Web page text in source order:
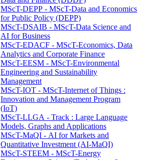
MScT-DEPP - MScT-Data and Economics
for Public Policy (DEPP)
MScT-DSAIB - MScT-Data Science and
AI for Business
MScT-EDACF - MScT-Economics, Data
Analytics and Corporate Finance
MScT-EESM - MScT-Environmental
Engineering and Sustainability
Management
MScT-IOT - MScT-Internet of Things :
Innovation and Management Program
(IoT)
MScT-LLGA - Track : Large Language
Models, Graphs and Applications
MScT-MaQI - AI for Markets and
Quantitative Investment (AI-MaQI)
MScT-STEEM - MScT-Energy